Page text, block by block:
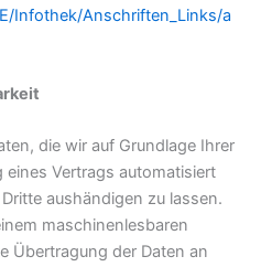
Infothek/Anschriften_Links/a
die wir auf Grundlage Ihrer
eines Vertrags automatisiert
aushändigen zu lassen.
maschinenlesbaren
Übertragung der Daten an